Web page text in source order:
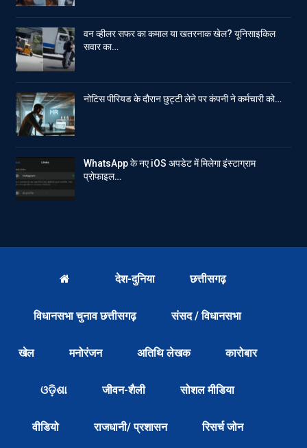
वन व्हीलर सफर का कमाल या खतरनाक खेल? यूनिसाइकिल
सवार का…
नोटिस पीरियड के दौरान छुट्टी लेने पर कंपनी ने कर्मचारी को…
WhatsApp के नए iOS अपडेट में मिलेगा इंस्टाग्राम
प्रोफाइल…
देश-दुनिया छत्तीसगढ़
विधानसभा चुनाव छत्तीसगढ़ संसद / विधानसभा
खेल मनोरंजन अतिथि लेखक कारोबार
ଓଡ଼ିଶା जीवन-शैली सोशल मीडिया
वीडियो राजधानी/ प्रशासन रिसर्च जोन